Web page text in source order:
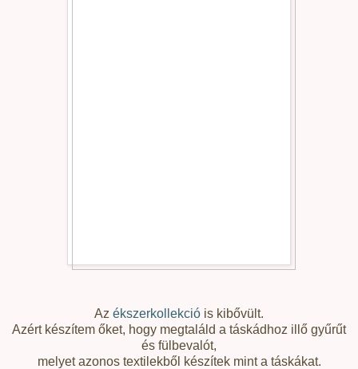
Az ékszerkollekció is kibővült.
Azért készítem őket, hogy megtaláld a táskádhoz illő gyűrűt
és fülbevalót,
melyet azonos textilekből készítek mint a táskákat.